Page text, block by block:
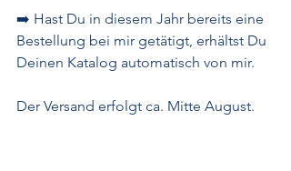
➡️ Hast Du in diesem Jahr bereits eine
Bestellung bei mir getätigt, erhältst Du
Deinen Katalog automatisch von mir.
Der Versand erfolgt ca. Mitte August.